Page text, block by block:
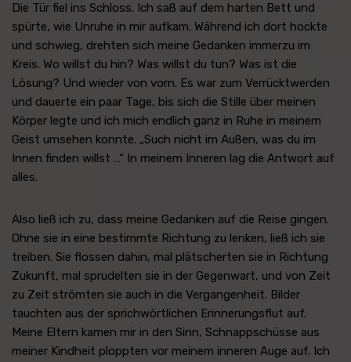
Die Tür fiel ins Schloss. Ich saß auf dem harten Bett und
spürte, wie Unruhe in mir aufkam. Während ich dort hockte
und schwieg, drehten sich meine Gedanken immerzu im
Kreis. Wo willst du hin? Was willst du tun? Was ist die
Lösung? Und wieder von vorn. Es war zum Verrücktwerden
und dauerte ein paar Tage, bis sich die Stille über meinen
Körper legte und ich mich endlich ganz in Ruhe in meinem
Geist umsehen konnte. „Such nicht im Außen, was du im
Innen finden willst …“ In meinem Inneren lag die Antwort auf
alles.
Also ließ ich zu, dass meine Gedanken auf die Reise gingen.
Ohne sie in eine bestimmte Richtung zu lenken, ließ ich sie
treiben. Sie flossen dahin, mal plätscherten sie in Richtung
Zukunft, mal sprudelten sie in der Gegenwart, und von Zeit
zu Zeit strömten sie auch in die Vergangenheit. Bilder
tauchten aus der sprichwörtlichen Erinnerungsflut auf.
Meine Eltern kamen mir in den Sinn, Schnappschüsse aus
meiner Kindheit ploppten vor meinem inneren Auge auf. Ich